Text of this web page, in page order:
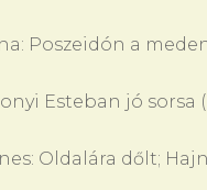
Poszeidón a
Esteban jó sorsa
Oldalára dőlt;